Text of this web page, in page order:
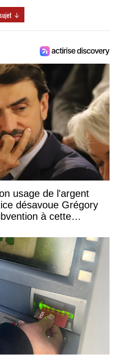
↓
usage de l'argent
désavoue Grégory
à cette